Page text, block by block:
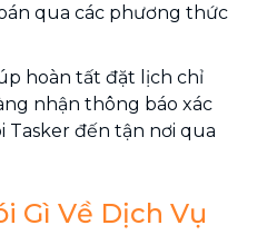
qua các phương thức
hoàn tất đặt lịch chỉ
nhận thông báo xác
Tasker đến tận nơi qua
Gì Về Dịch Vụ